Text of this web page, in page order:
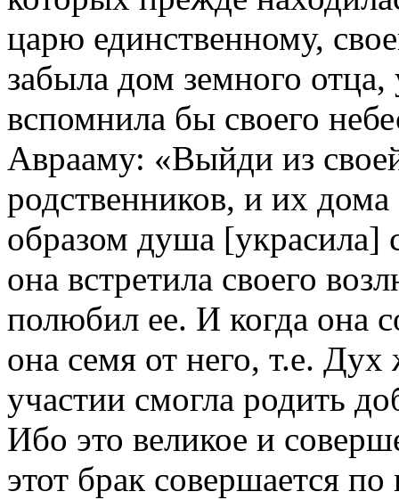
царю единственному,
забыла дом земного
вспомнила бы своего
Аврааму: «Выйди из
родственников, и их
образом душа [украсила]
она встретила своего
полюбил ее. И когда она
она семя от него, т.е.
участии смогла родить
Ибо это великое и
этот брак совершается